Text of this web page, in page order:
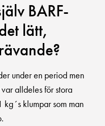
BARF-
lätt,
under en period men
alldeles för stora
klumpar som man